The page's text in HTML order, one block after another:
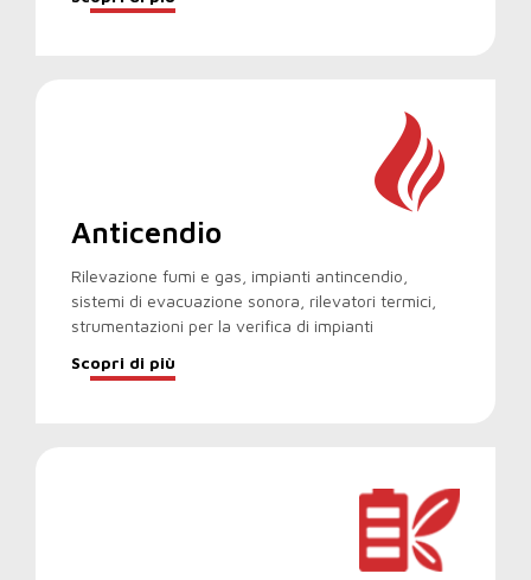
Anticendio
Rilevazione fumi e gas, impianti antincendio,
sistemi di evacuazione sonora, rilevatori termici,
strumentazioni per la verifica di impianti
Scopri di più